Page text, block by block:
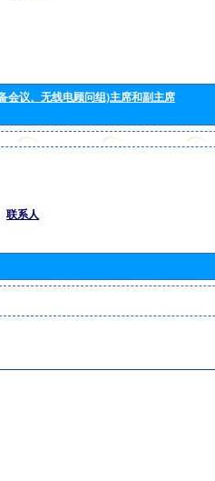
会议、无线电顾问组)主席和副主席
联系人